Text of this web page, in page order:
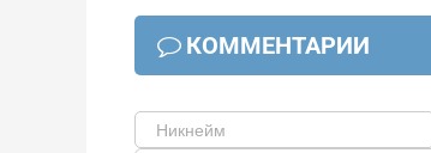
КОММЕНТАРИИ